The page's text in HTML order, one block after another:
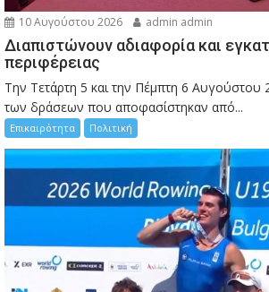
10 Αυγούστου 2026 admin admin
Διαπιστώνουν αδιαφορία και
περιφέρειας
Την Τετάρτη 5 και την Πέμπτη 6 Αυγούστου
των δράσεων που αποφασίστηκαν από...
Επικαιρότητα Πολιτική